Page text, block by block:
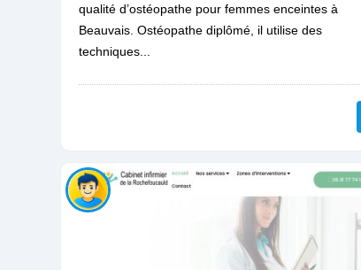
qualité d’ostéopathe pour femmes enceintes à
Beauvais. Ostéopathe diplômé, il utilise des
techniques...